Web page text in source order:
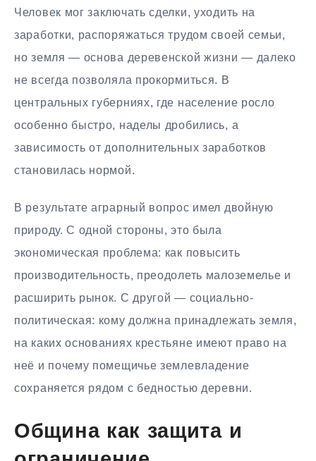
Человек мог заключать сделки, уходить на
заработки, распоряжаться трудом своей семьи,
но земля — основа деревенской жизни — далеко
не всегда позволяла прокормиться. В
центральных губерниях, где население росло
особенно быстро, наделы дробились, а
зависимость от дополнительных заработков
становилась нормой.
В результате аграрный вопрос имел двойную
природу. С одной стороны, это была
экономическая проблема: как повысить
производительность, преодолеть малоземелье и
расширить рынок. С другой — социально-
политическая: кому должна принадлежать земля,
на каких основаниях крестьяне имеют право на
неё и почему помещичье землевладение
сохраняется рядом с бедностью деревни.
Община как защита и